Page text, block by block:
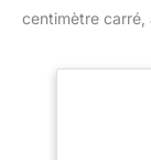
centimètre carré,